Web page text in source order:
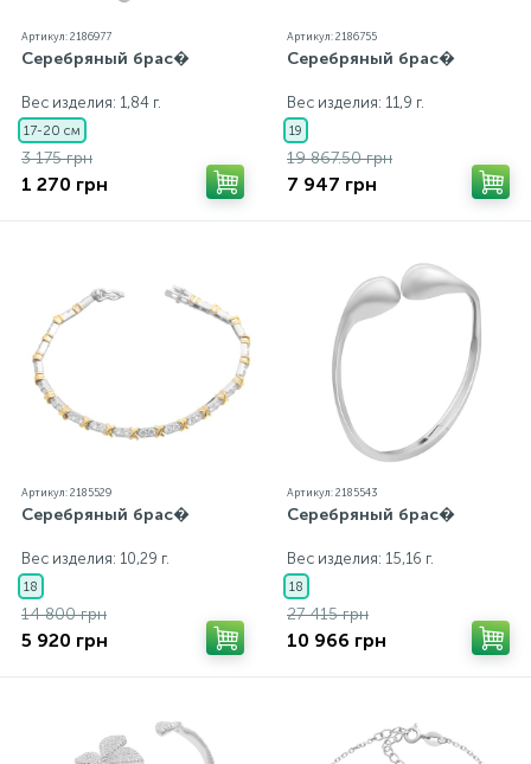
Артикул: 2186977
Серебряный брас�
Вес изделия: 1,84 г.
17-20 см
3 175 грн
1 270 грн
Артикул: 2186755
Серебряный брас�
Вес изделия: 11,9 г.
19
19 867.50 грн
7 947 грн
Артикул: 2185529
Серебряный брас�
Вес изделия: 10,29 г.
18
14 800 грн
5 920 грн
Артикул: 2185543
Серебряный брас�
Вес изделия: 15,16 г.
18
27 415 грн
10 966 грн